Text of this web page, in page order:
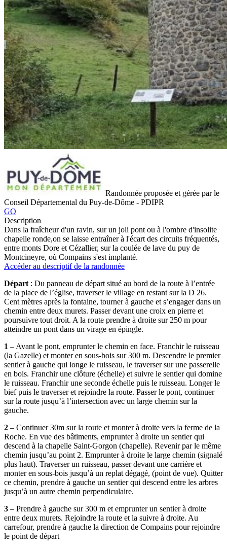
Randonnée proposée et gérée par le
Conseil Départemental du Puy-de-Dôme - PDIPR
GO
Description
Dans la fraîcheur d'un ravin, sur un joli pont ou à l'ombre d'insolite
chapelle ronde,on se laisse entraîner à l'écart des circuits fréquentés,
entre monts Dore et Cézallier, sur la coulée de lave du puy de
Montcineyre, où Compains s'est implanté.
Accéder au descriptif de la randonnée
Départ : Du panneau de départ situé au bord de la route à l’entrée
de la place de l’église, traverser le village en restant sur la D 26.
Cent mètres après la fontaine, tourner à gauche et s’engager dans un
chemin entre deux murets. Passer devant une croix en pierre et
poursuivre tout droit. A la route prendre à droite sur 250 m pour
atteindre un pont dans un virage en épingle.
1 – Avant le pont, emprunter le chemin en face. Franchir le ruisseau
(la Gazelle) et monter en sous-bois sur 300 m. Descendre le premier
sentier à gauche qui longe le ruisseau, le traverser sur une passerelle
en bois. Franchir une clôture (échelle) et suivre le sentier qui domine
le ruisseau. Franchir une seconde échelle puis le ruisseau. Longer le
bief puis le traverser et rejoindre la route. Passer le pont, continuer
sur la route jusqu’à l’intersection avec un large chemin sur la
gauche.
2 – Continuer 30m sur la route et monter à droite vers la ferme de la
Roche. En vue des bâtiments, emprunter à droite un sentier qui
descend à la chapelle Saint-Gorgon (chapelle). Revenir par le même
chemin jusqu’au point 2. Emprunter à droite le large chemin (signalé
plus haut). Traverser un ruisseau, passer devant une carrière et
monter en sous-bois jusqu’à un replat dégagé, (point de vue). Quitter
ce chemin, prendre à gauche un sentier qui descend entre les arbres
jusqu’à un autre chemin perpendiculaire.
3 – Prendre à gauche sur 300 m et emprunter un sentier à droite
entre deux murets. Rejoindre la route et la suivre à droite. Au
carrefour, prendre à gauche la direction de Compains pour rejoindre
le point de départ